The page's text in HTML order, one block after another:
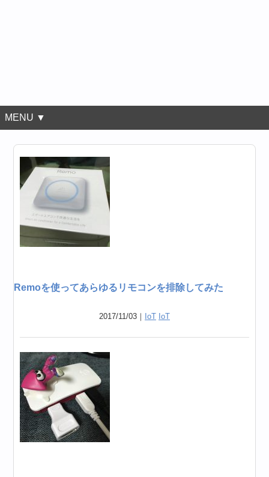
MENU ▼
Remoを使ってあらゆるリモコンを排除してみた
2017/11/03｜ IoT IoT